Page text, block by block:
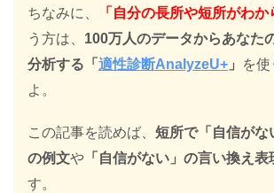
ちなみに、 「自分の長所や短所がわか
う方は、 100万人のデータからあなた
分析する 「 適性診断AnalyzeU+ 」
を
よ。
この記事を読めば、 短所で「自信がな
の例文や 「自信がない」の言い換え表
す。